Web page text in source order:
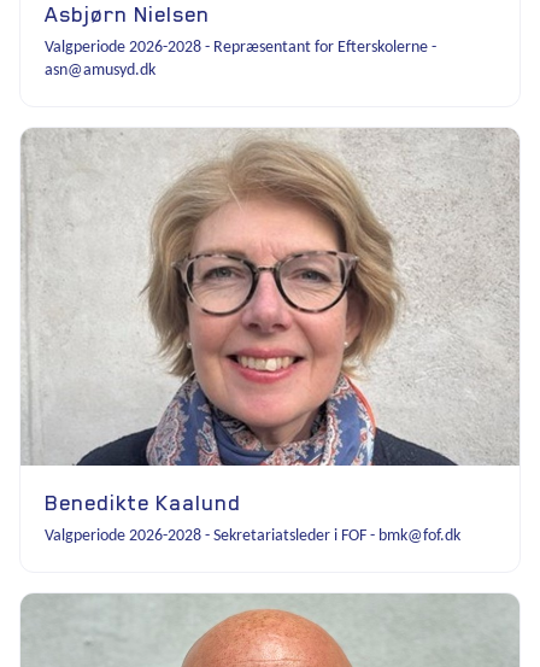
Asbjørn Nielsen
Valgperiode 2026-2028 - Repræsentant for Efterskolerne -
asn@amusyd.dk
Benedikte Kaalund
Valgperiode 2026-2028 - Sekretariatsleder i FOF - bmk@fof.dk